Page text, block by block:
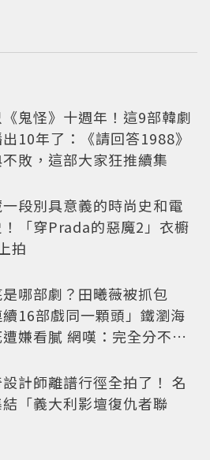
鬼怪》十週年！這9部韓劇
10年了：《請回答1988》
敗，這部大家狂推續集
段別具意義的時尚史和電
！「穿Prada的惡魔2」衣櫥
拍
哪部劇？田曦薇被抓包
續16部戲同一顆頭」鐵瀏海
嫌看膩 網嘆：完全分不出
計師離譜行徑全拍了！ 名
「義大利影壇復仇者聯